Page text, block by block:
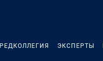
РЕДКОЛЛЕГИЯ ЭКСПЕРТЫ